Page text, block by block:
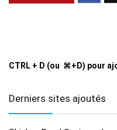
CTRL + D (ou ⌘+D) pour
Derniers sites ajoutés